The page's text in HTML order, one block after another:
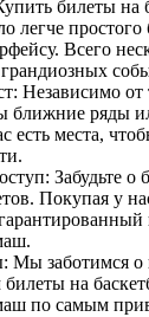
билеты
легче простого
Всего
Независимо от
ближние ряды
есть места,
Забудьте о
Покупая у
Мы заботимся о
на
по самым